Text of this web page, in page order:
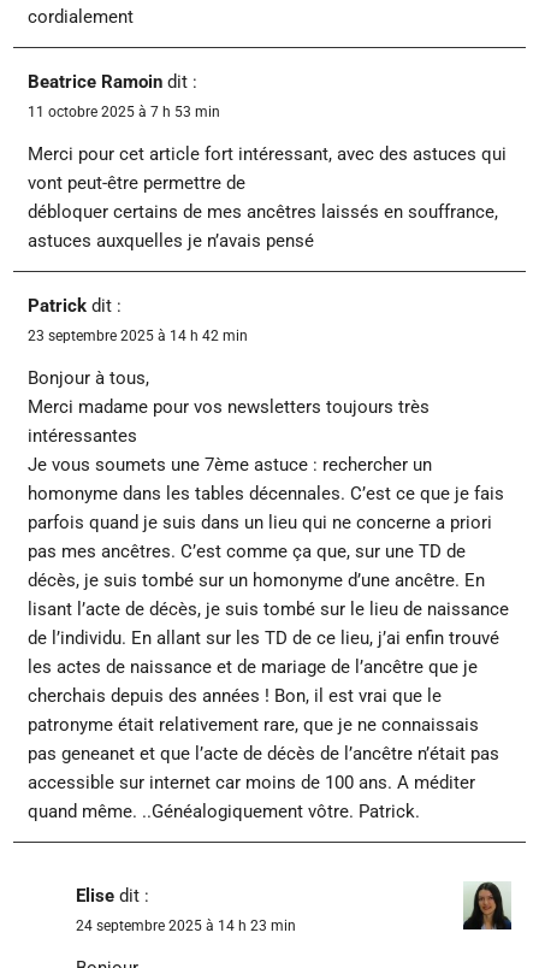
cordialement
Beatrice Ramoin dit :
11 octobre 2025 à 7 h 53 min
Merci pour cet article fort intéressant, avec des astuces qui
vont peut-être permettre de
débloquer certains de mes ancêtres laissés en souffrance,
astuces auxquelles je n’avais pensé
Patrick dit :
23 septembre 2025 à 14 h 42 min
Bonjour à tous,
Merci madame pour vos newsletters toujours très
intéressantes
Je vous soumets une 7ème astuce : rechercher un
homonyme dans les tables décennales. C’est ce que je fais
parfois quand je suis dans un lieu qui ne concerne a priori
pas mes ancêtres. C’est comme ça que, sur une TD de
décès, je suis tombé sur un homonyme d’une ancêtre. En
lisant l’acte de décès, je suis tombé sur le lieu de naissance
de l’individu. En allant sur les TD de ce lieu, j’ai enfin trouvé
les actes de naissance et de mariage de l’ancêtre que je
cherchais depuis des années ! Bon, il est vrai que le
patronyme était relativement rare, que je ne connaissais
pas geneanet et que l’acte de décès de l’ancêtre n’était pas
accessible sur internet car moins de 100 ans. A méditer
quand même. ..Généalogiquement vôtre. Patrick.
Elise dit :
24 septembre 2025 à 14 h 23 min